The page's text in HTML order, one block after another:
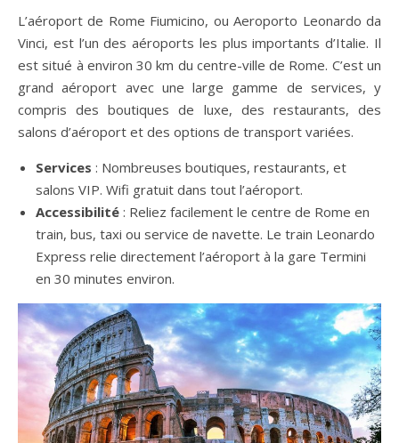
L’aéroport de Rome Fiumicino, ou Aeroporto Leonardo da
Vinci, est l’un des aéroports les plus importants d’Italie. Il
est situé à environ 30 km du centre-ville de Rome. C’est un
grand aéroport avec une large gamme de services, y
compris des boutiques de luxe, des restaurants, des
salons d’aéroport et des options de transport variées.
Services : Nombreuses boutiques, restaurants, et
salons VIP. Wifi gratuit dans tout l’aéroport.
Accessibilité : Reliez facilement le centre de Rome en
train, bus, taxi ou service de navette. Le train Leonardo
Express relie directement l’aéroport à la gare Termini
en 30 minutes environ.